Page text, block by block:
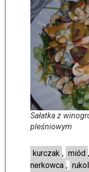
Sałatka z
pleśniowym
kurczak , miód ,
nerkowca ,